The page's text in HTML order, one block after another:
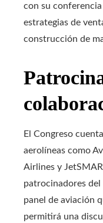
con su conferencia
estrategias de
construcción de
El Congreso
aerolíneas como
Airlines y
patrocinadores del
panel de aviación
permitirá una